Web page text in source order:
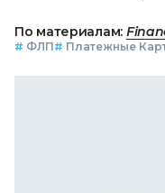
По материалам:
# ФЛП# Платежные